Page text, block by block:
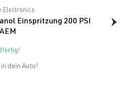
Bewertung von 0 von 5 Sternen
Electronics
Einspritzung 200 PSI
dein Auto!